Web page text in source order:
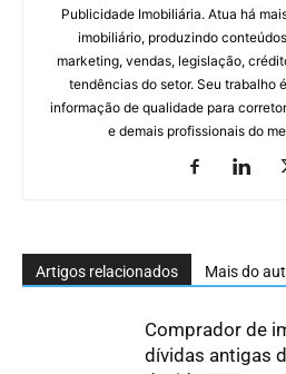
Publicidade Imobiliária. Atua há
imobiliário, produzindo
marketing, vendas, legislação,
tendências do setor. Seu trabalho
informação de qualidade para
e demais profissionais do
Artigos relacionados Mais do
Comprador de
dívidas antigas